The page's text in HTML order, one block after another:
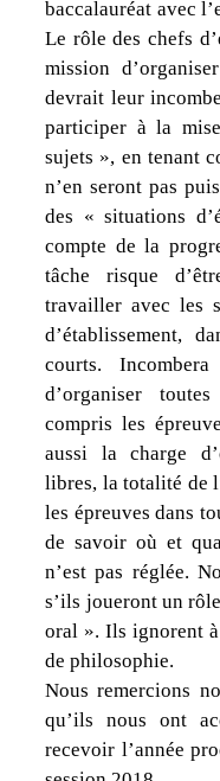
baccalauréat avec
Le rôle des chefs
mission
devrait leur
participer à la
sujets », en tenant
n’en seront pas
des « situations
compte de la
tâche risque
travailler avec les
d’établissement,
courts.
d’organiser
compris les
aussi la charge
libres, la totalité de
les épreuves dans
de savoir où et
n’est pas réglée.
s’ils joueront un
oral ». Ils ignorent
de philosophie.
Nous remercions
qu’ils nous ont
recevoir l’année